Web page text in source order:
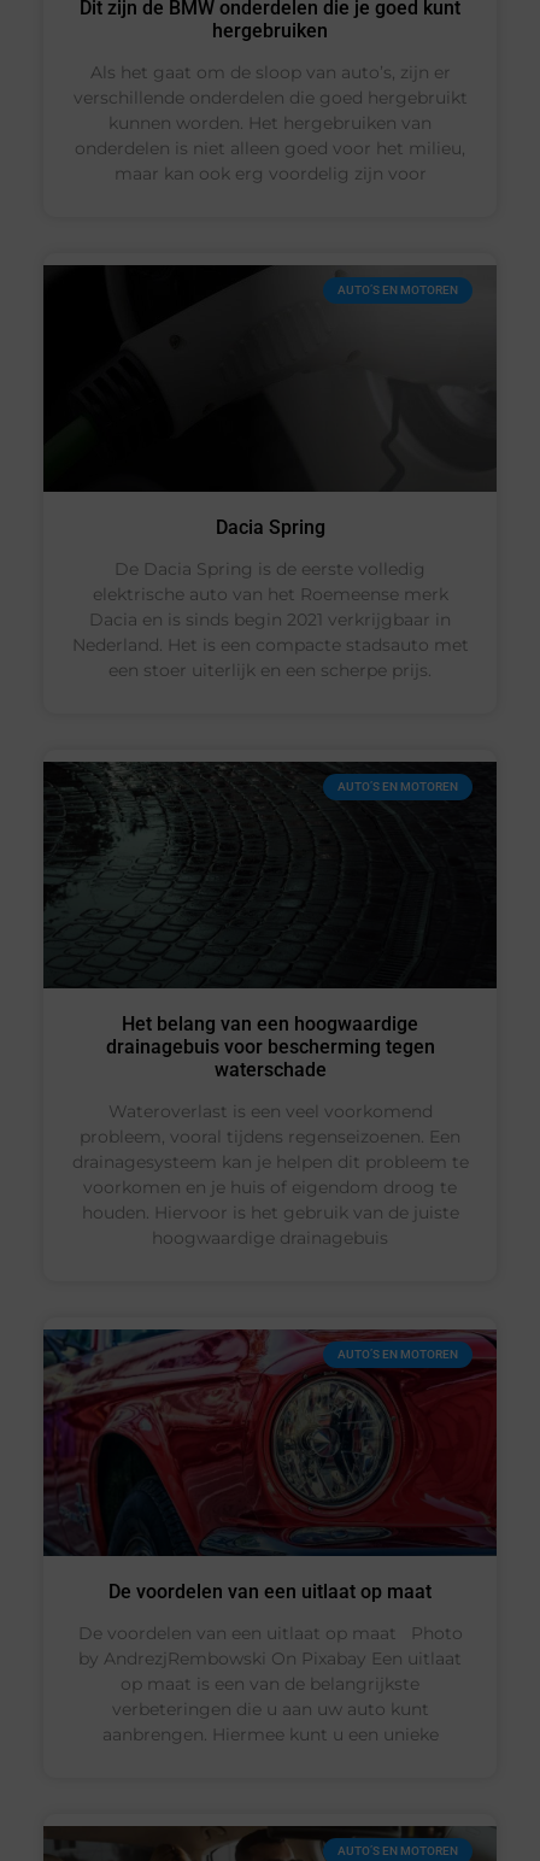
Dit zijn de BMW onderdelen die je goed kunt
hergebruiken
Als het gaat om de sloop van auto’s, zijn er
verschillende onderdelen die goed hergebruikt
kunnen worden. Het hergebruiken van
onderdelen is niet alleen goed voor het milieu,
maar kan ook erg voordelig zijn voor
AUTO’S EN MOTOREN
Dacia Spring
De Dacia Spring is de eerste volledig
elektrische auto van het Roemeense merk
Dacia en is sinds begin 2021 verkrijgbaar in
Nederland. Het is een compacte stadsauto met
een stoer uiterlijk en een scherpe prijs.
AUTO’S EN MOTOREN
Het belang van een hoogwaardige
drainagebuis voor bescherming tegen
waterschade
Wateroverlast is een veel voorkomend
probleem, vooral tijdens regenseizoenen. Een
drainagesysteem kan je helpen dit probleem te
voorkomen en je huis of eigendom droog te
houden. Hiervoor is het gebruik van de juiste
hoogwaardige drainagebuis
AUTO’S EN MOTOREN
De voordelen van een uitlaat op maat
De voordelen van een uitlaat op maat ‍Photo
by AndrezjRembowski On Pixabay Een uitlaat
op maat is een van de belangrijkste
verbeteringen die u aan uw auto kunt
aanbrengen. Hiermee kunt u een unieke
AUTO’S EN MOTOREN